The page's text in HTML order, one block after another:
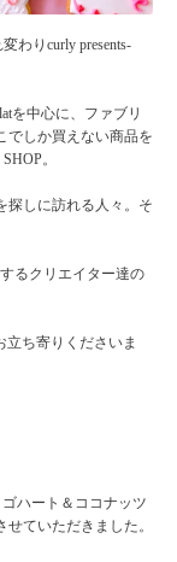
わり curly presents-
を中心に、ファブリ
でしか買えない商品を
。
探しに訪れる人々。そ
るクリエイター達の
ち寄りくださいま
ゴハート＆ココナッツ
ていただきました。